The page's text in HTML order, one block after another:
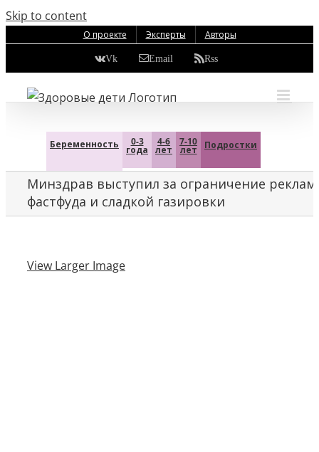
Skip to content
О проекте Эксперты Авторы
Vk Email Rss
Беременность 0-3
года
4-6
лет
7-10
лет Подростки
Минздрав выступил за ограничение
фастфуда и сладкой газировки
View Larger Image